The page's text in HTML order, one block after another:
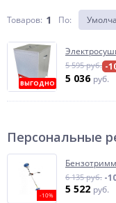
Товаров: 1 По:
ВЫГОДНО
5 595 руб. -
5 036 руб.
Персональные
-10%
6 135 руб. -
5 522 руб.